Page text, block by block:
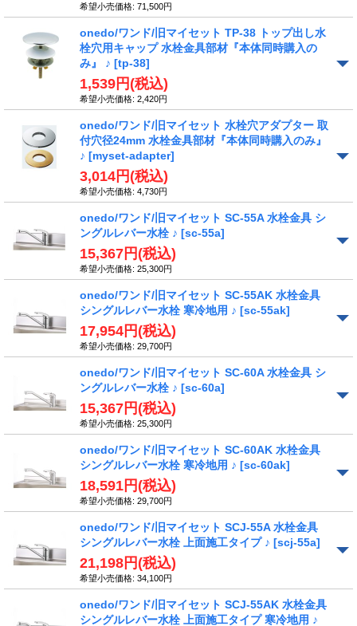
希望小売価格: 71,500円
onedo/ワンド/旧マイセット TP-38 トップ出し水
栓穴用キャップ 水栓金具部材『本体同時購入の
み』 ♪ [tp-38]
1,539円 (税込)
希望小売価格: 2,420円
onedo/ワンド/旧マイセット 水栓穴アダプター 取
付穴径24mm 水栓金具部材『本体同時購入のみ』
♪ [myset-adapter]
3,014円 (税込)
希望小売価格: 4,730円
onedo/ワンド/旧マイセット SC-55A 水栓金具 シ
ングルレバー水栓 ♪ [sc-55a]
15,367円 (税込)
希望小売価格: 25,300円
onedo/ワンド/旧マイセット SC-55AK 水栓金具
シングルレバー水栓 寒冷地用 ♪ [sc-55ak]
17,954円 (税込)
希望小売価格: 29,700円
onedo/ワンド/旧マイセット SC-60A 水栓金具 シ
ングルレバー水栓 ♪ [sc-60a]
15,367円 (税込)
希望小売価格: 25,300円
onedo/ワンド/旧マイセット SC-60AK 水栓金具
シングルレバー水栓 寒冷地用 ♪ [sc-60ak]
18,591円 (税込)
希望小売価格: 29,700円
onedo/ワンド/旧マイセット SCJ-55A 水栓金具
シングルレバー水栓 上面施工タイプ ♪ [scj-55a]
21,198円 (税込)
希望小売価格: 34,100円
onedo/ワンド/旧マイセット SCJ-55AK 水栓金具
シングルレバー水栓 上面施工タイプ 寒冷地用 ♪